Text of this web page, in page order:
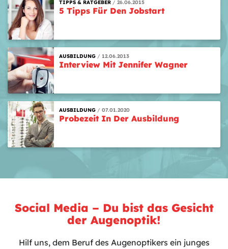
TIPPS & RATGEBER 26.06.2015
5 Tipps Für Den Jobstart
AUSBILDUNG 12.06.2013
Interview Mit Jennifer Wagner
AUSBILDUNG 07.01.2020
Probezeit In Der Ausbildung
Social Media – Du bist das Gesicht
der Augenoptik!
Hilf uns, dem Beruf des Augenoptikers ein junges